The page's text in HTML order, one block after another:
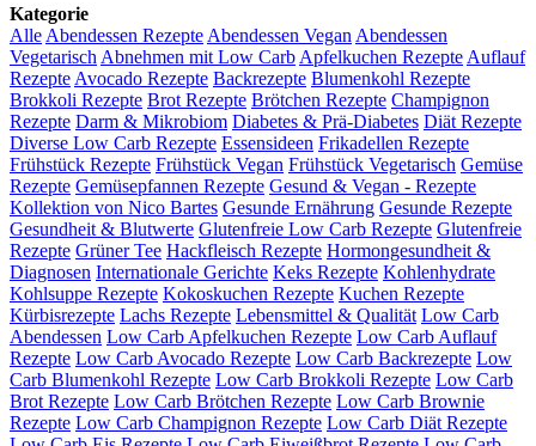
Kategorie
Alle Abendessen Rezepte Abendessen Vegan Abendessen
Vegetarisch Abnehmen mit Low Carb Apfelkuchen Rezepte Auflauf
Rezepte Avocado Rezepte Backrezepte Blumenkohl Rezepte
Brokkoli Rezepte Brot Rezepte Brötchen Rezepte Champignon
Rezepte Darm & Mikrobiom Diabetes & Prä-Diabetes Diät Rezepte
Diverse Low Carb Rezepte Essensideen Frikadellen Rezepte
Frühstück Rezepte Frühstück Vegan Frühstück Vegetarisch Gemüse
Rezepte Gemüsepfannen Rezepte Gesund & Vegan - Rezepte
Kollektion von Nico Bartes Gesunde Ernährung Gesunde Rezepte
Gesundheit & Blutwerte Glutenfreie Low Carb Rezepte Glutenfreie
Rezepte Grüner Tee Hackfleisch Rezepte Hormongesundheit &
Diagnosen Internationale Gerichte Keks Rezepte Kohlenhydrate
Kohlsuppe Rezepte Kokoskuchen Rezepte Kuchen Rezepte
Kürbisrezepte Lachs Rezepte Lebensmittel & Qualität Low Carb
Abendessen Low Carb Apfelkuchen Rezepte Low Carb Auflauf
Rezepte Low Carb Avocado Rezepte Low Carb Backrezepte Low
Carb Blumenkohl Rezepte Low Carb Brokkoli Rezepte Low Carb
Brot Rezepte Low Carb Brötchen Rezepte Low Carb Brownie
Rezepte Low Carb Champignon Rezepte Low Carb Diät Rezepte